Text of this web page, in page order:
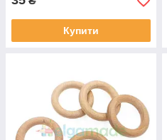
Купити